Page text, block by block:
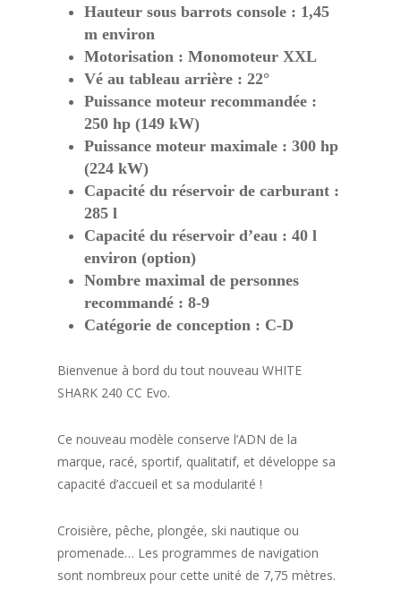
Hauteur sous barrots console : 1,45
m environ
Motorisation : Monomoteur XXL
Vé au tableau arrière : 22°
Puissance moteur recommandée :
250 hp (149 kW)
Puissance moteur maximale : 300 hp
(224 kW)
Capacité du réservoir de carburant :
285 l
Capacité du réservoir d’eau : 40 l
environ (option)
Nombre maximal de personnes
recommandé : 8-9
Catégorie de conception : C-D
Bienvenue à bord du tout nouveau WHITE
SHARK 240 CC Evo.
Ce nouveau modèle conserve l’ADN de la
marque, racé, sportif, qualitatif, et développe sa
capacité d’accueil et sa modularité !
Croisière, pêche, plongée, ski nautique ou
promenade… Les programmes de navigation
sont nombreux pour cette unité de 7,75 mètres.